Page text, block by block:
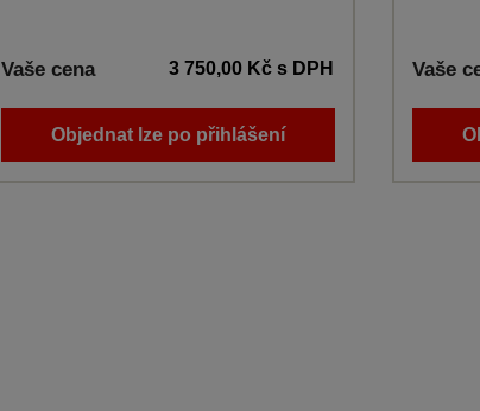
Vaše cena 3 750,00 Kčs DPH
Objednat lze po přihlášení
Vaše